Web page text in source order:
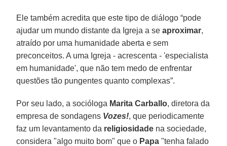
Ele também acredita que este tipo de diálogo “pode
ajudar um mundo distante da Igreja a seaproximar,
atraído por uma humanidade aberta e sem
preconceitos. A uma Igreja - acrescenta - 'especialista
em humanidade', que não tem medo de enfrentar
questões tão pungentes quanto complexas”.
Por seu lado, a socióloga Marita Carballo, diretora da
empresa de sondagens Vozes!, que periodicamente
faz um levantamento da religiosidade na sociedade,
considera "algo muito bom" que o Papa "tenha falado